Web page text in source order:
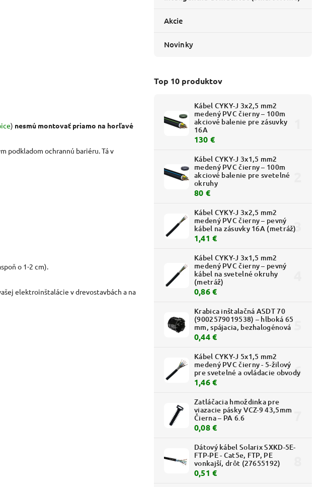
Akcie
Novinky
Top 10 produktov
Kábel CYKY-J 3x2,5 mm2
medený PVC čierny – 100m
akciové balenie pre zásuvky
16A
130 €
Kábel CYKY-J 3x1,5 mm2
medený PVC čierny – 100m
akciové balenie pre svetelné
okruhy
80 €
Kábel CYKY-J 3x2,5 mm2
medený PVC čierny – pevný
kábel na zásuvky 16A (metráž)
1,41 €
Kábel CYKY-J 3x1,5 mm2
medený PVC čierny – pevný
kábel na svetelné okruhy
(metráž)
0,86 €
Krabica inštalačná ASDT 70
(9002579019538) – hlboká 65
mm, spájacia, bezhalogénová
0,44 €
Kábel CYKY-J 5x1,5 mm2
medený PVC čierny - 5-žilový
pre svetelné a ovládacie obvody
1,46 €
Zatláčacia hmoždinka pre
viazacie pásky VCZ-9 43,5mm
Čierna – PA 6.6
0,08 €
Dátový kábel Solarix SXKD-5E-
FTP-PE - Cat5e, FTP, PE
vonkajší, drôt (27655192)
0,51 €
) nesmú montovať priamo na horľavé
podkladom ochrannú bariéru. Tá v
o 1-2 cm).
elektroinštalácie v drevostavbách a na